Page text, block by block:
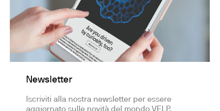
Newsletter
Iscriviti alla nostra newsletter per essere
aggiornato sulle novità del mondo VELP.